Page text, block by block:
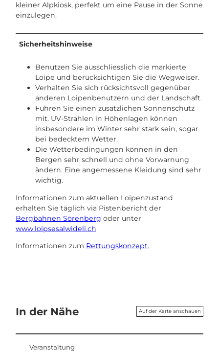
kleiner Alpkiosk, perfekt um eine Pause in der Sonne
einzulegen.
Sicherheitshinweise
Benutzen Sie ausschliesslich die markierte
Loipe und berücksichtigen Sie die Wegweiser.
Verhalten Sie sich rücksichtsvoll gegenüber
anderen Loipenbenutzern und der Landschaft.
Führen Sie einen zusätzlichen Sonnenschutz
mit. UV-Strahlen in Höhenlagen können
insbesondere im Winter sehr stark sein, sogar
bei bedecktem Wetter.
Die Wetterbedingungen können in den
Bergen sehr schnell und ohne Vorwarnung
ändern. Eine angemessene Kleidung sind sehr
wichtig.
Informationen zum aktuellen Loipenzustand
erhalten Sie täglich via Pistenbericht der
Bergbahnen Sörenberg oder unter
www.loipsesalwideli.ch
Informationen zum Rettungskonzept.
In der Nähe Auf der Karte anschauen
Veranstaltung